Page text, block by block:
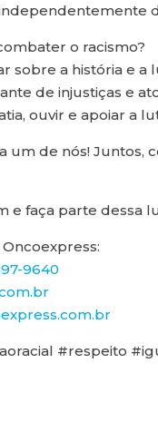
o racismo?
sobre a história e a
de injustiças e
ouvir e apoiar a
um de nós!
e faça parte dessa
9640
#respeito